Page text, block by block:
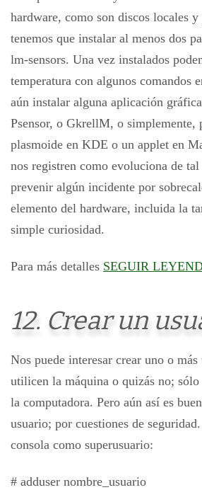
hardware, como son discos locales y
tenemos que instalar al menos dos
lm-sensors. Una vez instalados
temperatura con algunos comandos
aún instalar alguna aplicación
Psensor, o GkrellM, o simplemente,
plasmoide en KDE o un applet en
nos registren como evoluciona de
prevenir algún incidente por
elemento del hardware, incluida la
simple curiosidad.
Para más detalles SEGUIR
12. Crear un
Nos puede interesar crear uno o más
utilicen la máquina o quizás no;
la computadora. Pero aún así es
usuario; por cuestiones de
consola como superusuario:
# adduser nombre_usuario